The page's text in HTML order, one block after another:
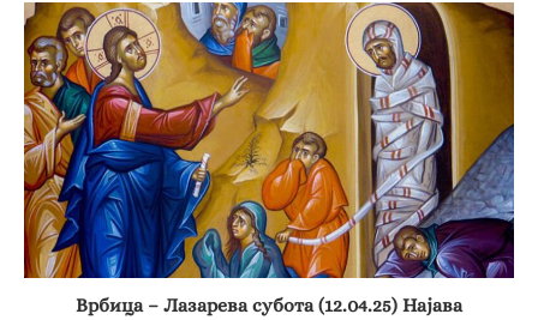
Врбица – Лазарева субота (12.04.25) Најава